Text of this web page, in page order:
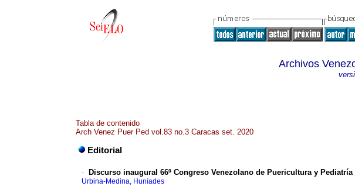
Archivos
Tabla de contenido
Arch Venez Puer Ped vol.83 no.3 Caracas set. 2020
Editorial
· Discurso inaugural 66º Congreso Venezolano de Puericultura y
Urbina-Medina, Hunìades